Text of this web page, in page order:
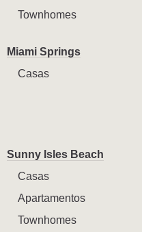
Townhomes
Miami Springs
Casas
Sunny Isles Beach
Casas
Apartamentos
Townhomes